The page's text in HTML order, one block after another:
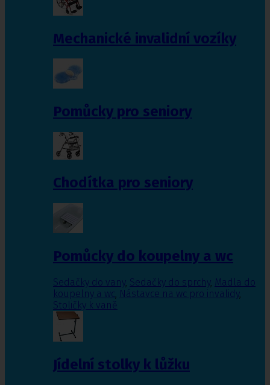
Mechanické invalidní vozíky
Pomůcky pro seniory
Chodítka pro seniory
Pomůcky do koupelny a wc
Sedačky do vany, Sedačky do sprchy, Madla do
koupelny a wc, Nástavce na wc pro invalidy,
Stoličky k vaně
Jídelní stolky k lůžku